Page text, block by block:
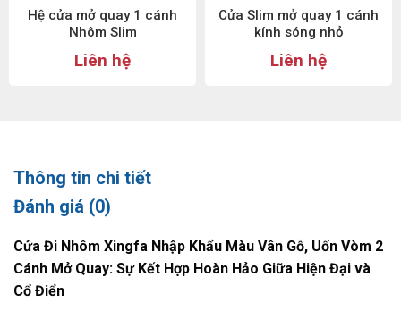
Hệ cửa mở quay 1 cánh
Nhôm Slim
Liên hệ
Cửa Slim mở quay 1 cánh
kính sóng nhỏ
Liên hệ
Thông tin chi tiết
Đánh giá (0)
Cửa Đi Nhôm Xingfa Nhập Khẩu Màu Vân Gỗ, Uốn Vòm 2
Cánh Mở Quay: Sự Kết Hợp Hoàn Hảo Giữa Hiện Đại và
Cổ Điển